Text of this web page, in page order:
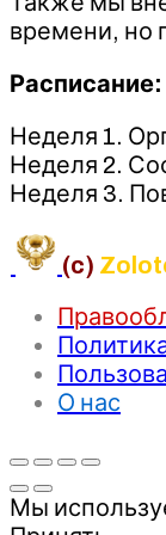
времени, но
Расписание:
Неделя 1.
Неделя 2.
Неделя 3.
(c)
О нас
Мы